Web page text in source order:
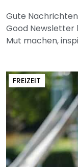
Gute
Good Newsletter
Mut machen,
FREIZEIT